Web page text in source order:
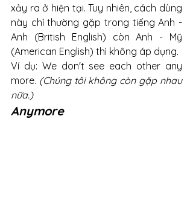
xảy ra ở hiện tại. Tuy nhiên, cách dùng
này chỉ thường gặp trong tiếng Anh -
Anh (British English) còn Anh - Mỹ
(American English) thì không áp dụng.
Ví dụ: We don't see each other any
more. (Chúng tôi không còn gặp nhau
nữa.)
Anymore